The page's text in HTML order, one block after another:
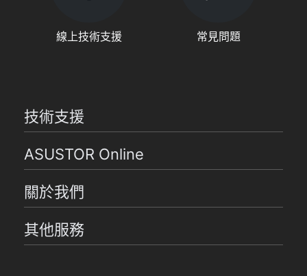
線上技術支援 常見問題
技術支援
ASUSTOR Online
關於我們
其他服務